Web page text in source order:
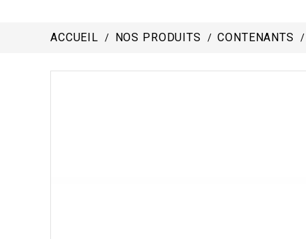
ACCUEIL NOS PRODUITS CONTENANTS